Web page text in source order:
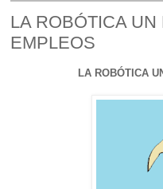
LA ROBÓTICA
EMPLEOS
LA ROBÓTICA